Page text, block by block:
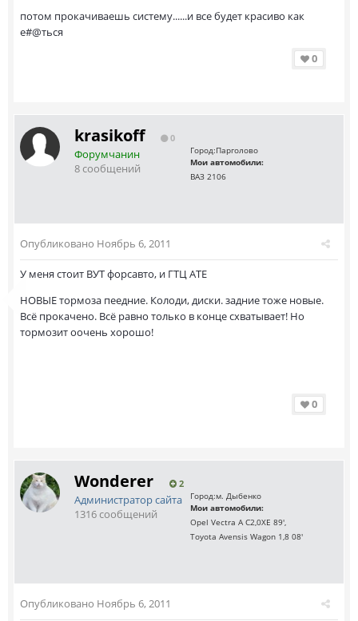
потом прокачиваешь систему......и все будет красиво как
е#@ться
0
krasikoff 0
Форумчанин
8 сообщений
Город:Парголово
Мои автомобили:
ВАЗ 2106
Опубликовано Ноябрь 6, 2011
У меня стоит ВУТ форсавто, и ГТЦ АТЕ
НОВЫЕ тормоза пеедние. Колоди, диски. задние тоже новые.
Всё прокачено. Всё равно только в конце схватывает! Но
тормозит оочень хорошо!
0
Wonderer 2
Администратор сайта
1316 сообщений
Город:м. Дыбенко
Мои автомобили:
Opel Vectra A C2,0XE 89',
Toyota Avensis Wagon 1,8 08'
Опубликовано Ноябрь 6, 2011